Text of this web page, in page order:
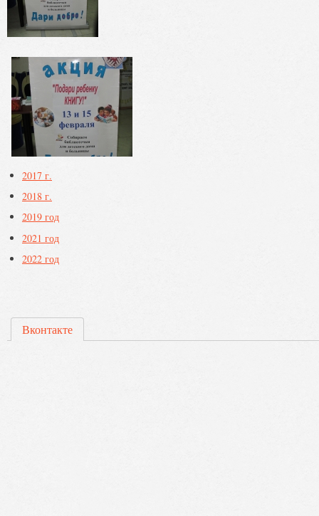
2017 г.
2018 г.
2019 год
2021 год
2022 год
Вконтакте